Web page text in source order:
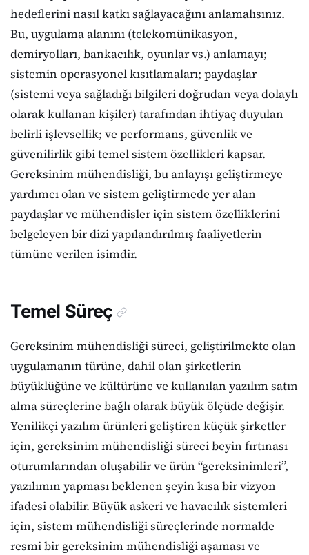
hedeflerini nasıl katkı sağlayacağını anlamalısınız.
Bu, uygulama alanını (telekomünikasyon,
demiryolları, bankacılık, oyunlar vs.) anlamayı;
sistemin operasyonel kısıtlamaları; paydaşlar
(sistemi veya sağladığı bilgileri doğrudan veya dolaylı
olarak kullanan kişiler) tarafından ihtiyaç duyulan
belirli işlevsellik; ve performans, güvenlik ve
güvenilirlik gibi temel sistem özellikleri kapsar.
Gereksinim mühendisliği, bu anlayışı geliştirmeye
yardımcı olan ve sistem geliştirmede yer alan
paydaşlar ve mühendisler için sistem özelliklerini
belgeleyen bir dizi yapılandırılmış faaliyetlerin
tümüne verilen isimdir.
Temel Süreç
Gereksinim mühendisliği süreci, geliştirilmekte olan
uygulamanın türüne, dahil olan şirketlerin
büyüklüğüne ve kültürüne ve kullanılan yazılım satın
alma süreçlerine bağlı olarak büyük ölçüde değişir.
Yenilikçi yazılım ürünleri geliştiren küçük şirketler
için, gereksinim mühendisliği süreci beyin fırtınası
oturumlarından oluşabilir ve ürün “gereksinimleri”,
yazılımın yapması beklenen şeyin kısa bir vizyon
ifadesi olabilir. Büyük askeri ve havacılık sistemleri
için, sistem mühendisliği süreçlerinde normalde
resmi bir gereksinim mühendisliği aşaması ve